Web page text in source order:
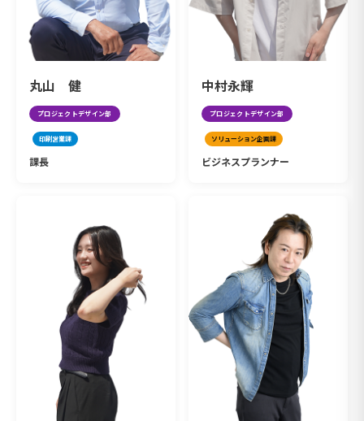
丸山 健
プロジェクトデザイン部
印刷営業課
課長
中村永輝
プロジェクトデザイン部
ソリューション企画課
ビジネスプランナー